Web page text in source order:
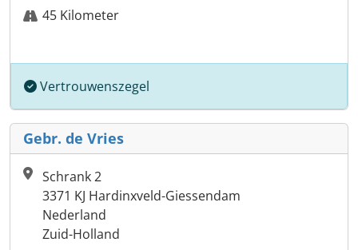
45 Kilometer
Vertrouwenszegel
Gebr. de Vries
Schrank 2
3371 KJ Hardinxveld-Giessendam
Nederland
Zuid-Holland